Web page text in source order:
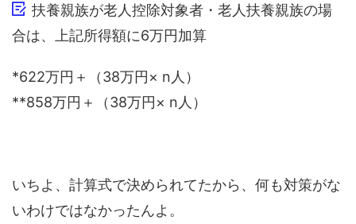
扶養親族が老人控除対象者・老人扶養親族の場
合は、上記所得額に6万円加算
*622万円＋（38万円× n人）
**858万円＋（38万円× n人）
いちよ、計算式で決められてたから、何も対策がな
いわけではなかったんよ。